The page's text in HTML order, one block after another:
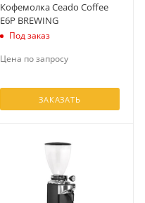
Кофемолка Ceado Coffee
E6P BREWING
Под заказ
Цена по запросу
ЗАКАЗАТЬ